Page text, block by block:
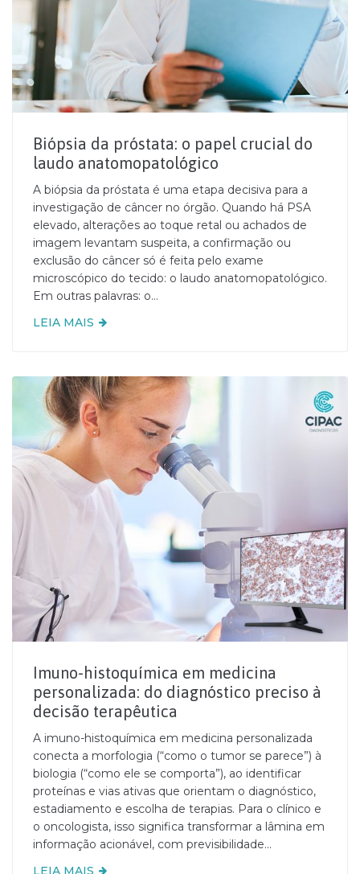
Biópsia da próstata: o papel crucial do
laudo anatomopatológico
A biópsia da próstata é uma etapa decisiva para a
investigação de câncer no órgão. Quando há PSA
elevado, alterações ao toque retal ou achados de
imagem levantam suspeita, a confirmação ou
exclusão do câncer só é feita pelo exame
microscópico do tecido: o laudo anatomopatológico.
Em outras palavras: o...
LEIA MAIS
Imuno-histoquímica em medicina
personalizada: do diagnóstico preciso à
decisão terapêutica
A imuno-histoquímica em medicina personalizada
conecta a morfologia (“como o tumor se parece”) à
biologia (“como ele se comporta”), ao identificar
proteínas e vias ativas que orientam o diagnóstico,
estadiamento e escolha de terapias. Para o clínico e
o oncologista, isso significa transformar a lâmina em
informação acionável, com previsibilidade...
LEIA MAIS